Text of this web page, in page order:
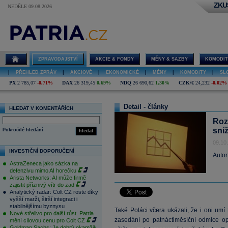
NEDĚLE 09.08.2026
ZPRAVODAJSTVÍ AKCIE & FONDY MĚNY & SAZBY
PŘEHLED ZPRÁV AKCIOVÉ EKONOMICKÉ MĚNY KOMODITY
PX 2 785,07 -0,71% DAX 26 319,45 0,69% NDQ 26 690,62 1,30% CZK/€ 24,232 -0,02%
HLEDAT V KOMENTÁŘÍCH
hledat
Pokročilé hledání
INVESTIČNÍ DOPORUČENÍ
AstraZeneca jako sázka na
defenzivu mimo AI horečku
Arista Networks: AI může firmě
zajistit příznivý vítr do zad
Analytický radar: Colt CZ roste díky
vyšší marži, širší integraci i
stabilnějšímu byznysu
Nové střelivo pro další růst. Patria
mění cílovou cenu pro Colt CZ
Detail - články
Také Poláci včera ukázali, že i oni
zasedání po patnáctiměsíční odmlce